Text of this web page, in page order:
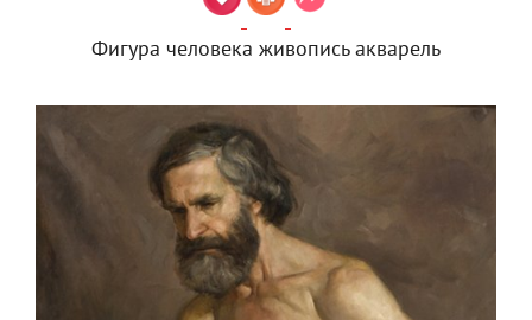
Фигура человека живопись акварель